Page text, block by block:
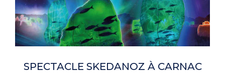
SPECTACLE SKEDANOZ À CARNAC